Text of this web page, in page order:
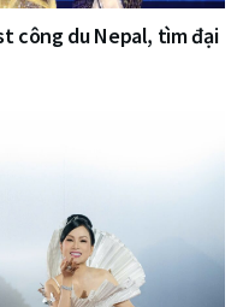
công du Nepal, tìm đại